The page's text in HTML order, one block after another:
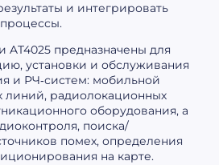
и интегрировать
AT4025 предназначены для
установки и обслуживания
и РЧ‑систем: мобильной
линий, радиолокационных
оборудования, а
поиска/
помех, определения
на карте.